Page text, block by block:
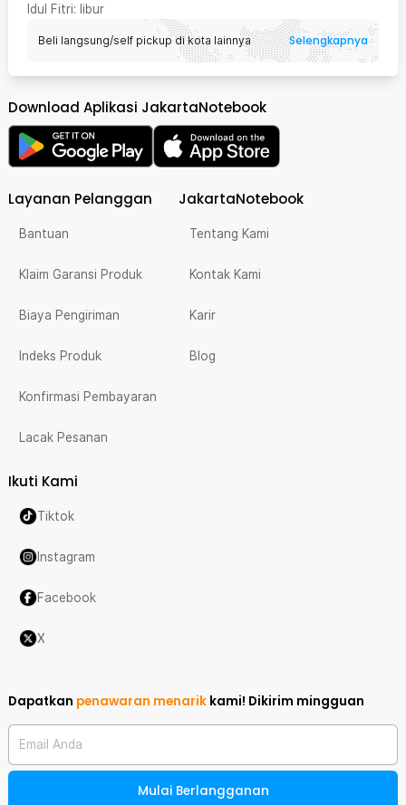
Idul Fitri: libur
Beli langsung/self pickup di kota lainnya Selengkapnya
Download Aplikasi JakartaNotebook
Layanan Pelanggan
Bantuan
Klaim Garansi Produk
Biaya Pengiriman
Indeks Produk
Konfirmasi Pembayaran
Lacak Pesanan
JakartaNotebook
Tentang Kami
Kontak Kami
Karir
Blog
Ikuti Kami
Tiktok
Instagram
Facebook
X
Dapatkan penawaran menarik kami! Dikirim mingguan
Email Anda
Mulai Berlangganan